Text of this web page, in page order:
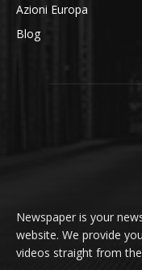
Azioni Europa
Blog
Newspaper is your
website. We provide
videos straight from